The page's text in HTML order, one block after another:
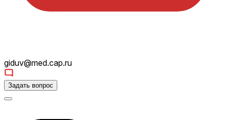
giduv@med.cap.ru
Задать вопрос